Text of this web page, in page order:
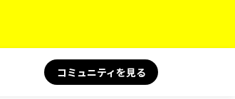
コミュニティを見る